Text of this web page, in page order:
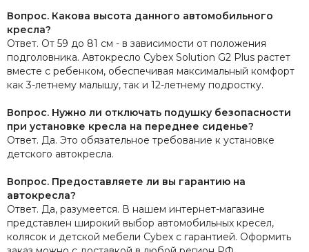
Вопрос. Какова высота данного автомобильного
кресла?
Ответ. От 59 до 81 см - в зависимости от положения
подголовника. Автокресло Cybex Solution G2 Plus растет
вместе с ребенком, обеспечивая максимальный комфорт
как 3-летнему малышу, так и 12-летнему подростку.
Вопрос. Нужно ли отключать подушку безопасности
при установке кресла на переднее сиденье?
Ответ. Да. Это обязательное требование к установке
детского автокресла.
Вопрос. Предоставляете ли вы гарантию на
автокресла?
Ответ. Да, разумеется. В нашем интернет-магазине
представлен широкий выбор автомобильных кресел,
колясок и детской мебели Cybex с гарантией. Оформить